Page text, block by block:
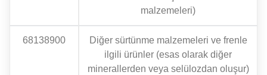
malzemeleri)
68138900
Diğer sürtünme malzemeleri ve frenle
ilgili ürünler (esas olarak diğer
minerallerden veya selülozdan oluşur)